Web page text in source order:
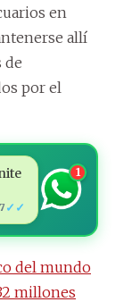
en
allí
de
por el
✓✓
1
del mundo
millones